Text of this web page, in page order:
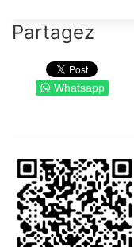
Partagez
Whatsapp